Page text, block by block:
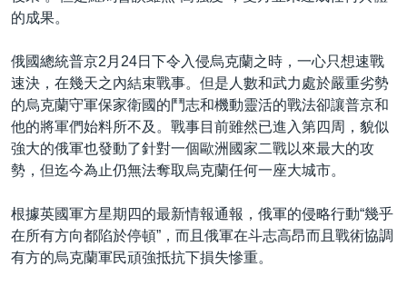
的成果。
俄國總統普京2月24日下令入侵烏克蘭之時，一心只想速戰
速決，在幾天之內結束戰事。但是人數和武力處於嚴重劣勢
的烏克蘭守軍保家衛國的鬥志和機動靈活的戰法卻讓普京和
他的將軍們始料所不及。戰事目前雖然已進入第四周，貌似
強大的俄軍也發動了針對一個歐洲國家二戰以來最大的攻
勢，但迄今為止仍無法奪取烏克蘭任何一座大城市。
根據英國軍方星期四的最新情報通報，俄軍的侵略行動“幾乎
在所有方向都陷於停頓”，而且俄軍在斗志高昂而且戰術協調
有方的烏克蘭軍民頑強抵抗下損失慘重。